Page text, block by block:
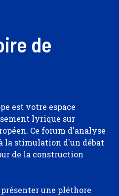
de
est votre espace
lyrique sur
Ce forum d'analyse
la stimulation d'un débat
de la construction
présenter une pléthore